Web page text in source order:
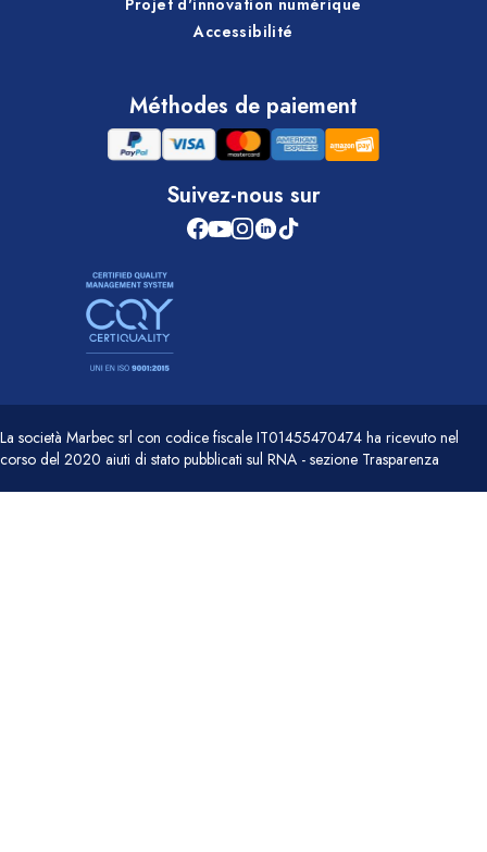
Accessibilité
Méthodes de paiement
Suivez-nous sur
La società Marbec srl con codice fiscale IT01455470474 ha ricevuto nel
corso del 2020 aiuti di stato pubblicati sul RNA - sezione Trasparenza